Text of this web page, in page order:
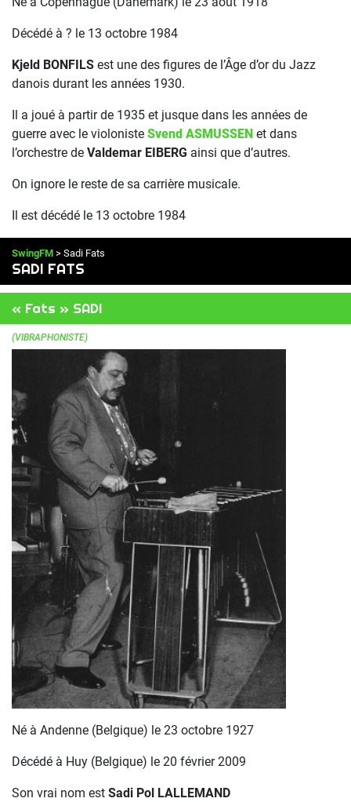
Décédé à ? le 13 octobre 1984
Kjeld BONFILS est une des figures de l’Âge d’or du Jazz
danois durant les années 1930.
Il a joué à partir de 1935 et jusque dans les années de
guerre avec le violoniste Svend ASMUSSEN et dans
l’orchestre de Valdemar EIBERG ainsi que d’autres.
On ignore le reste de sa carrière musicale.
Il est décédé le 13 octobre 1984
SwingFM > Sadi Fats
SADI FATS
« Fats » SADI
(VIBRAPHONISTE)
Né à Andenne (Belgique) le 23 octobre 1927
Décédé à Huy (Belgique) le 20 février 2009
Son vrai nom est Sadi Pol LALLEMAND